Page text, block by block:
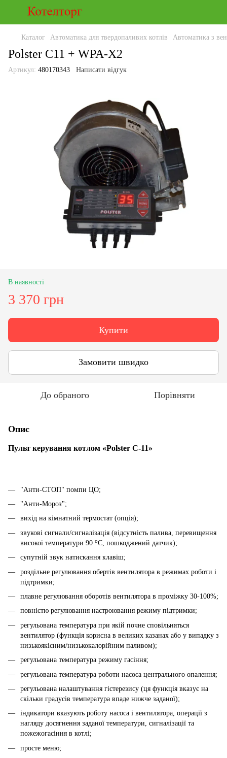
Каталог Автоматика для твердопаливих котлів Автоматика з
Polster C11 + WPA-X2
Артикул: 480170343 Написати відгук
В наявності
3 370 грн
Купити
Замовити швидко
До обраного Порівняти
Опис
Пульт керування котлом «Polster C-11»
"Анти-СТОП" помпи ЦО;
"Анти-Мороз";
вихід на кімнатний термостат (опція);
звукові сигнали/сигналізація (відсутність палива, перевищення
високої температури 90 oС, пошкоджений датчик);
супутній звук натискання клавіш;
роздільне регулювання обертів вентилятора в режимах роботи і
підтримки;
плавне регулювання оборотів вентилятора в проміжку 30-100%;
повністю регулювання настроювання режиму підтримки;
регульована температура при якій почне сповільняться
вентилятор (функція корисна в великих казанах або у випадку з
низькоякісним/низькокалорійним паливом);
регульована температура режиму гасіння;
регульована температура роботи насоса центрального опалення;
регульована налаштування гістерезису (ця функція вказує на
скільки градусів температура впаде нижче заданої);
індикатори вказують роботу насоса і вентилятора, операції з
нагляду досягнення заданої температури, сигналізації та
пожежогасіння в котлі;
просте меню;